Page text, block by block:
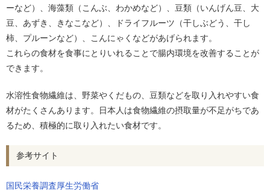
ーなど）、海藻類（こんぶ、わかめなど）、豆類（いんげん豆、大
豆、あずき、きなこなど）、ドライフルーツ（干しぶどう、干し
柿、プルーンなど）、こんにゃくなどがあげられます。
これらの食材を食事にとりいれることで腸内環境を改善することが
できます。
水溶性食物繊維は、野菜やくだもの、豆類などを取り入れやすい食
材がたくさんあります。日本人は食物繊維の摂取量が不足がちであ
るため、積極的に取り入れたい食材です。
参考サイト
国民栄養調査厚生労働省